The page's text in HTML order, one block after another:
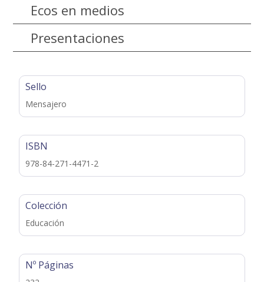
Ecos en medios
Presentaciones
Sello
Mensajero
ISBN
978-84-271-4471-2
Colección
Educación
Nº Páginas